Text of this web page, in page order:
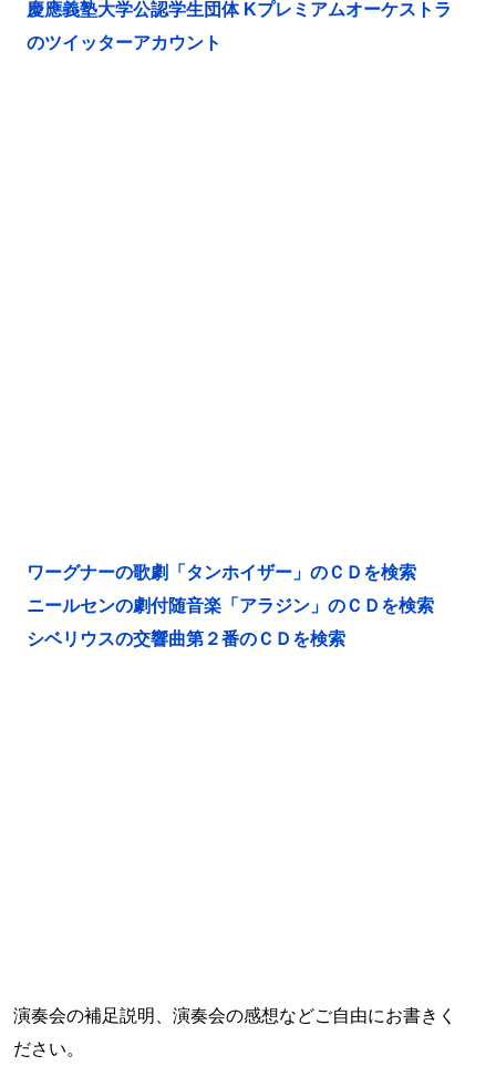
慶應義塾大学公認学生団体 Kプレミアムオーケストラ
のツイッターアカウント
ワーグナーの歌劇「タンホイザー」のＣＤを検索
ニールセンの劇付随音楽「アラジン」のＣＤを検索
シベリウスの交響曲第２番のＣＤを検索
演奏会の補足説明、演奏会の感想などご自由にお書きく
ださい。